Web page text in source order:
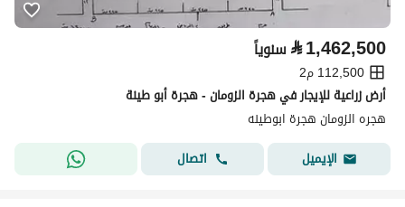
⃁1,462,500 سنوياً
112,500 م2
أرض زراعية للإيجار في هجرة الزومان - هجرة أبو طينة
هجره الزومان هجرة ابوطينه
الإيميل
اتصال